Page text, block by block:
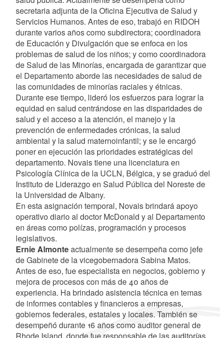
secretaria adjunta de la Oficina Ejecutiva de Salud y
Servicios Humanos. Antes de eso, trabajó en RIDOH
durante varios años como subdirectora; coordinadora
de Educación y Divulgación que se enfoca en los
problemas de salud de los niños; y como coordinadora
de Salud de las Minorías, encargada de garantizar que
el Departamento aborde las necesidades de salud de
las comunidades de minorías raciales y étnicas.
Durante ese tiempo, lideró los esfuerzos para lograr la
equidad en salud centrándose en las disparidades de
salud y el acceso a la atención, el manejo y la
prevención de enfermedades crónicas, la salud
ambiental y la salud maternoinfantil; y se le encargó
poner en ejecución las prioridades estratégicas del
departamento. Novais tiene una licenciatura en
Psicología Clínica de la UCLN, Bélgica, y se graduó del
Instituto de Liderazgo en Salud Pública del Noreste de
la Universidad de Albany.
En esta asignación temporal, Novais brindará apoyo
operativo diario al doctor McDonald y al Departamento
en áreas como polízas, programación y procesos
legislativos.
Ernie Almonteactualmente se desempeña como jefe
de Gabinete de la vicegobernadora Sabina Matos.
Antes de eso, fue especialista en negocios, gobierno y
mejora de procesos con más de 40 años de
experiencia. Ha brindado asistencia técnica en temas
de informes contables y financieros a empresas,
gobiernos federales, estatales y locales. También se
desempeñó durante 16 años como auditor general de
Rhode Island, donde fue responsable de las auditorías